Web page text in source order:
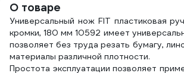
О товаре
Универсальный нож FIT пластиковая
кромки, 180 мм 10592 имеет
позволяет без труда резать бумагу,
материалы различной плотности.
Простота эксплуатации позволяет